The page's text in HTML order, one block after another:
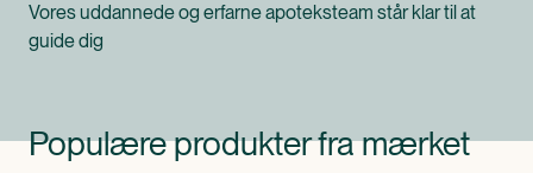
Vores uddannede og erfarne apoteksteam står klar til at
guide dig
Populære produkter fra mærket